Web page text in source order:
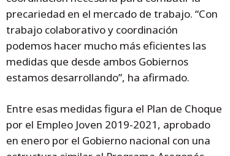
precariedad en el mercado de trabajo. “Con
trabajo colaborativo y coordinación
podemos hacer mucho más eficientes las
medidas que desde ambos Gobiernos
estamos desarrollando”, ha afirmado.
Entre esas medidas figura el Plan de Choque
por el Empleo Joven 2019-2021, aprobado
en enero por el Gobierno nacional con una